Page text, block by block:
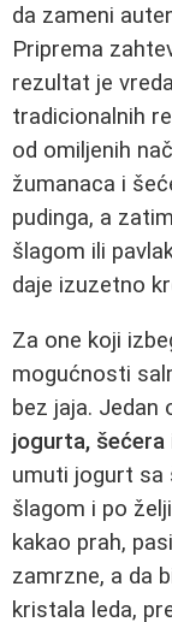
da zameni
Priprema
rezultat je
tradicionalnih
od omiljenih
žumanaca i
pudinga, a
šlagom ili
daje izuzetno
Za one koji
mogućnosti
bez jaja. Jedan
jogurta, šećera
umuti jogurt sa
šlagom i po
kakao prah,
zamrzne, a da
kristala leda,